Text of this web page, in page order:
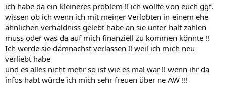
ich habe da ein kleineres problem !! ich wollte von euch ggf.
wissen ob ich wenn ich mit meiner Verlobten in einem ehe
ähnlichen verhäldniss gelebt habe an sie unter halt zahlen
muss oder was da auf mich finanziell zu kommen könnte !!
Ich werde sie dämnachst verlassen !! weil ich mich neu
verliebt habe
und es alles nicht mehr so ist wie es mal war !! wenn ihr da
infos habt würde ich mich sehr freuen über ne AW !!!